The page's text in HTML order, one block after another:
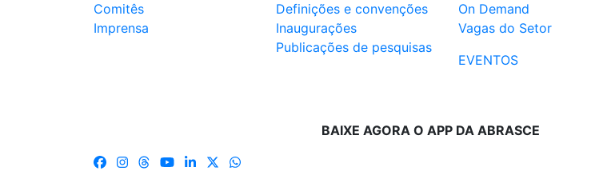
Comitês
Imprensa
Definições e convenções
Inaugurações
Publicações de pesquisas
On Demand
Vagas do Setor
EVENTOS
BAIXE AGORA O APP DA ABRASCE